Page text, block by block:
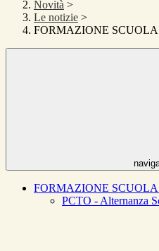
Novità >
Le notizie >
FORMAZIONE
FORMAZIONE
PCTO - Alternanza